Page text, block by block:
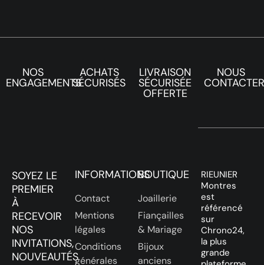
NOS
ENGAGEMENTS
ACHATS
SÉCURISÉS
LIVRAISON
SÉCURISÉE
OFFERTE
NOUS
CONTACTER
SOYEZ LE
PREMIER
À
RECEVOIR
NOS
INVITATIONS,
NOUVEAUTÉS
INFORMATIONS
Contact
Mentions
légales
Conditions
générales
BOUTIQUE
Joaillerie
Fiançailles
& Mariage
Bijoux
anciens
RIEUNIER
Montres
est
référencé
sur
Chrono24,
la plus
grande